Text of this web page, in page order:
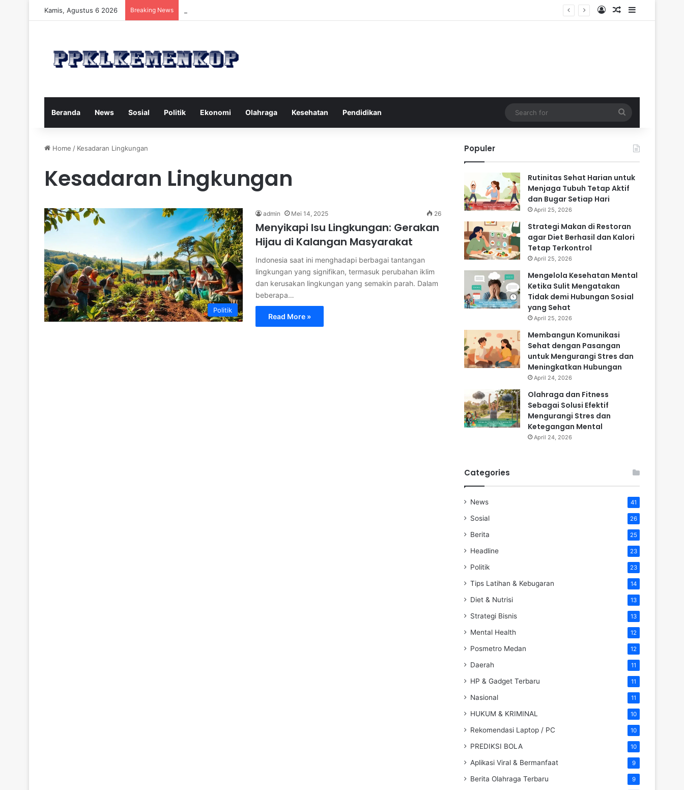
Kamis, Agustus 6 2026 Breaking News Log InRandom Article
Sidebar
Beranda News Sosial Politik Ekonomi Olahraga Kesehatan Pendidikan
for
Home / Kesadaran Lingkungan
Kesadaran Lingkungan
Politik
admin Mei 14, 2025 26
Menyikapi Isu Lingkungan: Gerakan
Hijau di Kalangan Masyarakat
Indonesia saat ini menghadapi berbagai tantangan
lingkungan yang signifikan, termasuk perubahan iklim
dan kerusakan lingkungan yang semakin parah. Dalam
beberapa…
Read More »
Populer
Rutinitas Sehat Harian untuk
Menjaga Tubuh Tetap Aktif
dan Bugar Setiap Hari
April 25, 2026
Strategi Makan di Restoran
agar Diet Berhasil dan Kalori
Tetap Terkontrol
April 25, 2026
Mengelola Kesehatan Mental
Ketika Sulit Mengatakan
Tidak demi Hubungan Sosial
yang Sehat
April 25, 2026
Membangun Komunikasi
Sehat dengan Pasangan
untuk Mengurangi Stres dan
Meningkatkan Hubungan
April 24, 2026
Olahraga dan Fitness
Sebagai Solusi Efektif
Mengurangi Stres dan
Ketegangan Mental
April 24, 2026
Categories
News 41
Sosial 26
Berita 25
Headline 23
Politik 23
Tips Latihan & Kebugaran 14
Diet & Nutrisi 13
Strategi Bisnis 13
Mental Health 12
Posmetro Medan 12
Daerah 11
HP & Gadget Terbaru 11
Nasional 11
HUKUM & KRIMINAL 10
Rekomendasi Laptop / PC 10
PREDIKSI BOLA 10
Aplikasi Viral & Bermanfaat 9
Berita Olahraga Terbaru 9